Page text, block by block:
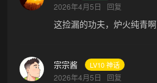
2026年4月5日 回复
这捡漏的功夫，炉火纯青啊
宗宗酱 LV10 神话
2026年4月5日 回复